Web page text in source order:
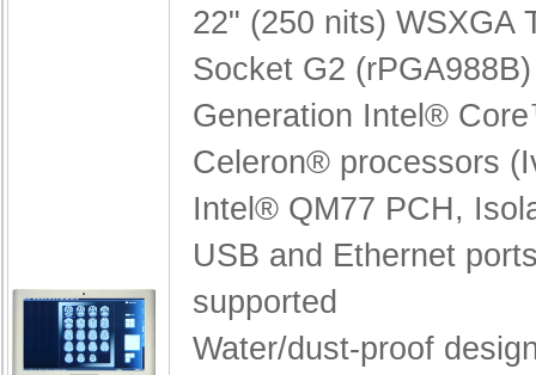
22" (250 nits) WSXGA
Socket G2
Generation Intel®
Celeron® processors
Intel® QM77 PCH,
USB and Ethernet
supported
Water/dust-proof